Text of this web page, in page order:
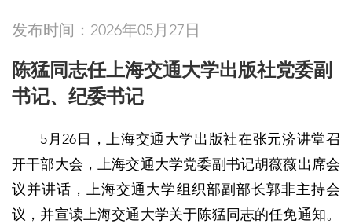
发布时间：2026年05月27日
陈猛同志任上海交通大学出版社党委副
书记、纪委书记
5月26日，上海交通大学出版社在张元济讲堂召
开干部大会，上海交通大学党委副书记胡薇薇出席会
议并讲话，上海交通大学组织部副部长郭非主持会
议，并宣读上海交通大学关于陈猛同志的任免通知。